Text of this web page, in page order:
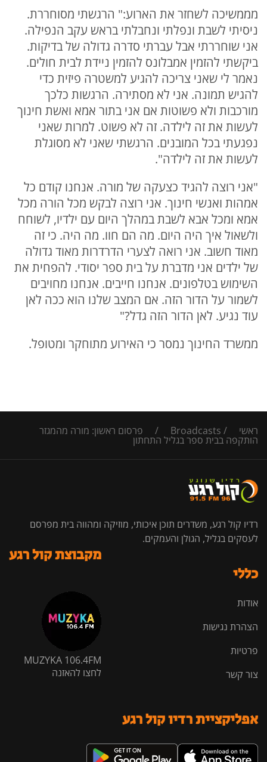
מממשיכה לשחזר את הארוע:" הרגשתי מסוחררת.
ניסיתי לשבת ונפלתי ונחבלתי בראש עקב הנפילה.
אני שוחררתי אבל עברתי סדרה גדולה של בדיקות.
ביקשתי להזמין אמבלונס להזמין ניידת לבית חולים.
נאמר לי שאני צריכה להגיע למשטרה פיזית כדי
להגיש תמונה. אני לא מסתירה. הרגשות כלכך
מורכבות ולא פשוטות אם אני בתור אמא ואשת חינוך
לעשות את זה לילדה. זה לא פשוט. למרות שאני
נפגעתי בכל המובנים. הרגשתי שאני לא מסוגלת
לעשות את זה לילדה".
"אני רוצה להגיד כצעקה של מורה. אנחנו קודם כל
אמהות ואנשי חינוך. אני רוצה לבקש מכל הורה מכל
אמא ומכל אבא לשבת במהלך היום עם ילדיו, לשוחח
ולשאול איך היה היום. מה הם חוו. מה היה. כי זה
מאוד חשוב. אני רואה לצערי הדרדרות מאוד גדולה
של ילדים אני מדברת על בית ספר יסודי. להפחית את
השימוש בטלפונים. אנחנו חייבים. אנחנו מחויבים
לשמור על הדור הזה. אם המצב שלנו הוא ככה לאן
עוד נגיע. לאן הדור הזה גדל?"
ממשרד החינוך נמסר כי האירוע מתוחקר ומטופל.
ראשי /
Broadcasts
/ פרסום ראשון: מורה מהמגזר
הותקפה בבית ספר בגליל התחתון
רדיו קול רגע, משדרים תוכן איכותי, מוזיקה ומהווה בית מפרסם
לעסקים בגליל, הגולן והעמקים.
כללי
אודות
הצהרת נגישות
פרטיות
צור קשר
מקבוצת קול רגע
MUZYKA 106.4FM
לחצו להאזנה
אפליקציית רדיו קול רגע